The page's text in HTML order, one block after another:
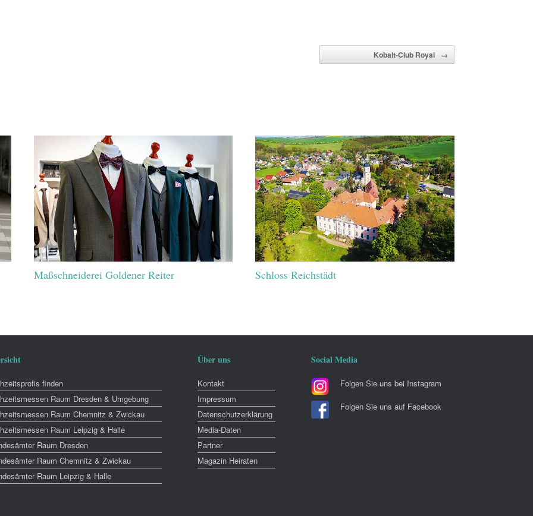
Kobalt-Club Royal →
Maßschneiderei Goldener Reiter Schloss Reichstädt
finden
Raum Dresden & Umgebung
Raum Chemnitz & Zwickau
Raum Leipzig & Halle
Raum Dresden
Raum Chemnitz & Zwickau
Raum Leipzig & Halle
Über uns
Kontakt
Impressum
Datenschutzerklärung
Media-Daten
Partner
Magazin Heiraten
Social Media
Folgen Sie uns bei Instagram
Folgen Sie uns auf Facebook